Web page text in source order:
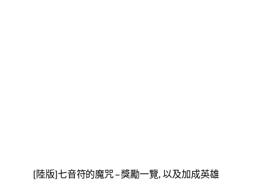
[陸版]七音符的魔咒 – 獎勵一覽, 以及加成英雄